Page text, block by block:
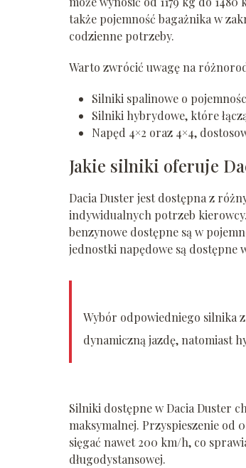
także pojemność bagażnika w
codzienne potrzeby.
Warto zwrócić uwagę na
Silniki spalinowe o
Silniki hybrydowe, które
Napęd 4×2 oraz 4×4,
Jakie silniki oferuje
Dacia Duster jest dostępna z
indywidualnych potrzeb
benzynowe dostępne są w
jednostki napędowe są dostępne
Wybór odpowiedniego silnika
dynamiczną jazdę, natomiast
Silniki dostępne w Dacia Duster
maksymalnej. Przyspieszenie od
sięgać nawet 200 km/h, co
długodystansowej.